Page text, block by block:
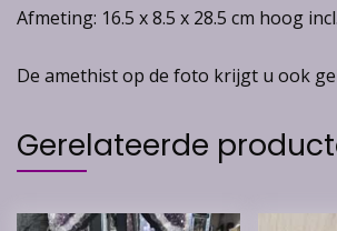
Afmeting: 16.5 x 8.5 x 28.5 cm hoog
De amethist op de foto krijgt u ook
Gerelateerde